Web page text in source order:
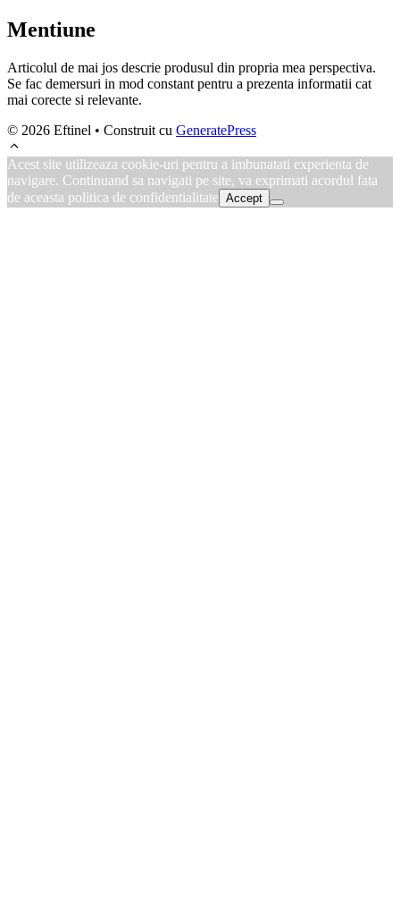
Mentiune
Articolul de mai jos descrie produsul din propria mea perspectiva.
Se fac demersuri in mod constant pentru a prezenta informatii cat
mai corecte si relevante.
© 2026 Eftinel • Construit cu GeneratePress
Acest site utilizeaza cookie-uri pentru a imbunatati experienta de
navigare. Continuand sa navigati pe site, va exprimati acordul fata
de aceasta politica de confidentialitate Accept